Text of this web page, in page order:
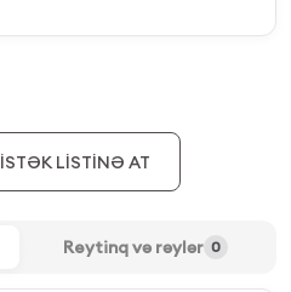
İSTƏK LİSTİNƏ AT
Reytinq və rəylər 0